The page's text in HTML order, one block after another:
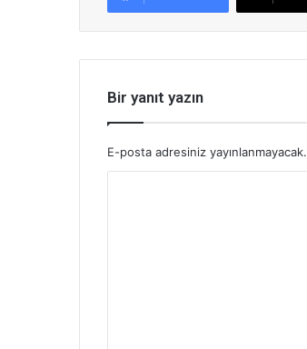
Bir yanıt yazın
E-posta adresiniz yayınlanmayacak.